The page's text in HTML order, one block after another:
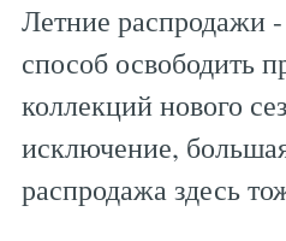
Летние распродажи
способ освободить
коллекций нового
исключение,
распродажа здесь